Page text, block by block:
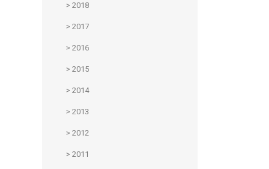
> 2018
> 2017
> 2016
> 2015
> 2014
> 2013
> 2012
> 2011